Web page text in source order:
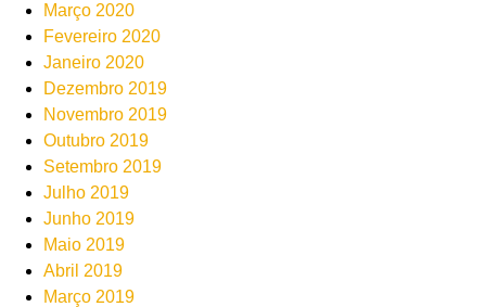
Março 2020
Fevereiro 2020
Janeiro 2020
Dezembro 2019
Novembro 2019
Outubro 2019
Setembro 2019
Julho 2019
Junho 2019
Maio 2019
Abril 2019
Março 2019